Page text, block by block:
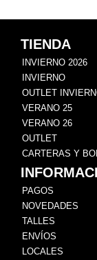
TIENDA
INVIERNO 2026
INVIERNO
OUTLET
VERANO 25
VERANO 26
OUTLET
CARTERAS Y
PAGOS
NOVEDADES
TALLES
ENVÍOS
LOCALES